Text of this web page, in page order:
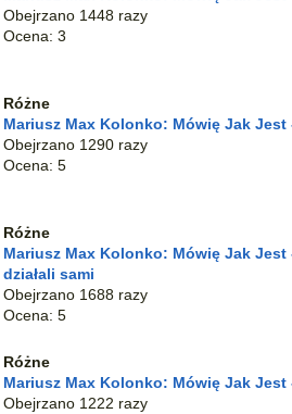
Obejrzano 1448 razy
Ocena: 3
Różne
Mariusz Max Kolonko: Mówię Jak Jest
Obejrzano 1290 razy
Ocena: 5
Różne
Mariusz Max Kolonko: Mówię Jak
działali sami
Obejrzano 1688 razy
Ocena: 5
Różne
Mariusz Max Kolonko: Mówię Jak
Obejrzano 1222 razy